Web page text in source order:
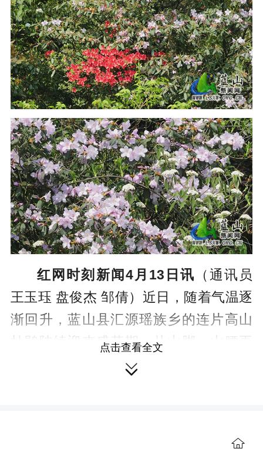
红网时刻新闻4月13日讯 （通讯员
王玉珏 盘俊杰 邹倩）近日，随着气温逐
渐回升，蓝山县汇源瑶族乡的连片高山
杜鹃陆续迎来盛花期，从山脚、山腰再
到山顶，漫山遍野的高山杜鹃次第绽
点击查看全文
